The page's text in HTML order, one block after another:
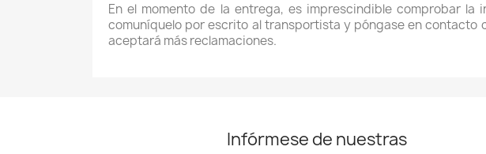
En el momento de la entrega, es imprescindible comprobar
comuníquelo por escrito al transportista y póngase en contacto
aceptará más reclamaciones.
Infórmese de nuestras